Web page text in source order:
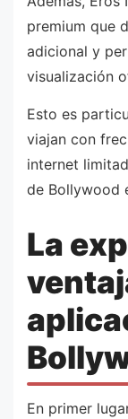
premium que
adicional y
visualización
Esto es
viajan con
internet
de Bollywood
La
En primer